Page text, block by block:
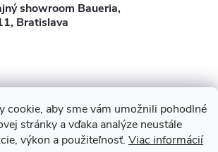
cookie, aby sme vám umožnili pohodlné
stránky a vďaka analýze neustále
výkon a použiteľnosť. Viac informácií
showroom Baueria,
Bratislava
11 Rekonštrukcie
Stavby
zdarma
O nás Obhliadka zdarma